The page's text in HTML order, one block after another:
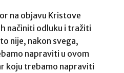
na objavu Kristove
načiniti odluku i tražiti
nije, nakon svega,
napraviti u ovom
koju trebamo napraviti